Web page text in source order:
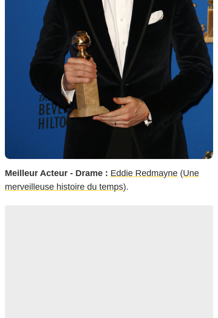
Meilleur Acteur - Drame : Eddie Redmayne (Une
merveilleuse histoire du temps).